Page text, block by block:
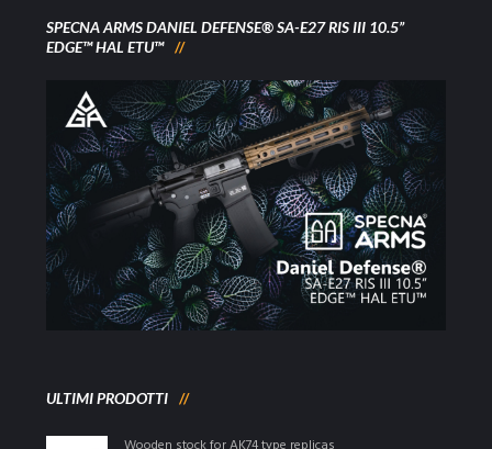
SPECNA ARMS DANIEL DEFENSE® SA-E27 RIS III 10.5”
EDGE™ HAL ETU™
ULTIMI PRODOTTI